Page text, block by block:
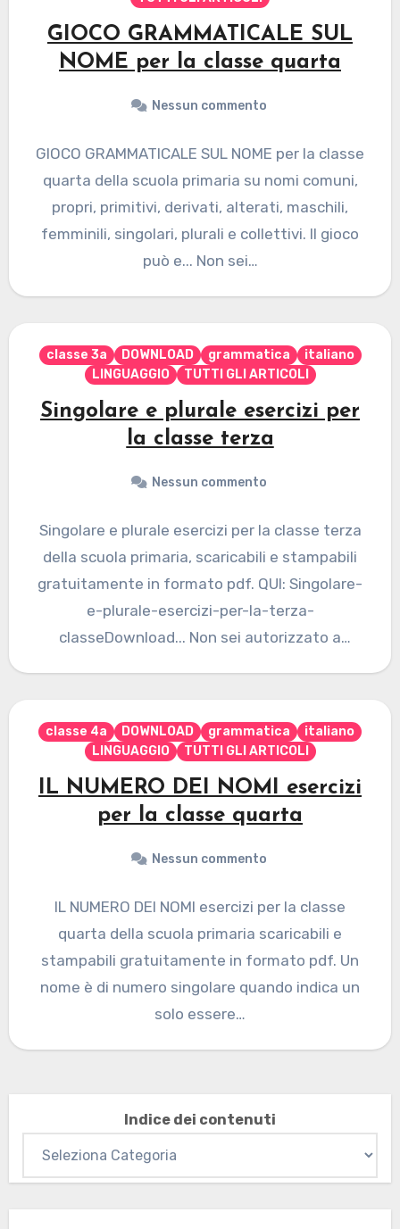
GIOCO GRAMMATICALE SUL
NOME per la classe quarta
Nessun commento
GIOCO GRAMMATICALE SUL NOME per la classe
quarta della scuola primaria su nomi comuni,
propri, primitivi, derivati, alterati, maschili,
femminili, singolari, plurali e collettivi. Il gioco
può e... Non sei…
classe 3a DOWNLOAD grammatica
italiano
LINGUAGGIO
TUTTI GLI ARTICOLI
Singolare e plurale esercizi per
la classe terza
Nessun commento
Singolare e plurale esercizi per la classe terza
della scuola primaria, scaricabili e stampabili
gratuitamente in formato pdf. QUI: Singolare-
e-plurale-esercizi-per-la-terza-
classeDownload... Non sei autorizzato a
classe 4a DOWNLOAD grammatica
italiano
LINGUAGGIO
TUTTI GLI ARTICOLI
IL NUMERO DEI NOMI esercizi
per la classe quarta
Nessun commento
IL NUMERO DEI NOMI esercizi per la classe
quarta della scuola primaria scaricabili e
stampabili gratuitamente in formato pdf. Un
nome è di numero singolare quando indica un
solo essere…
Indice dei contenuti